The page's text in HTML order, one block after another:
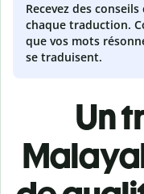
Recevez des
chaque traduction.
que vos mots
se traduisent.
Un